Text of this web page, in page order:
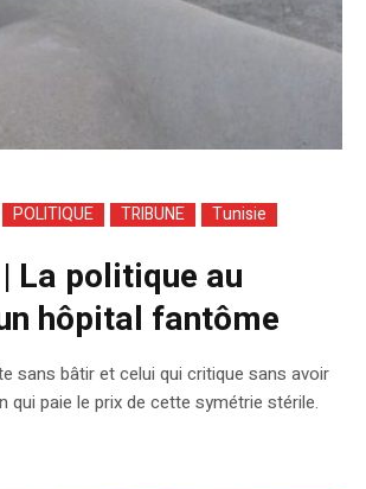
POLITIQUE TRIBUNE Tunisie
La politique au
hôpital fantôme
sans bâtir et celui qui critique sans avoir
qui paie le prix de cette symétrie stérile.